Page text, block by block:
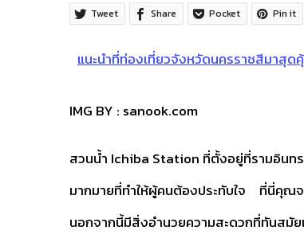
Tweet Share Pocket Pin it
แนะนำที่ท่องเที่ยวจังหวัดนครราชสีมาสุด
IMG BY : sanook.com
สวนน้ำ Ichiba Station ที่ตั้งอยู่ที่รามอินท
มากมายที่ทำให้ผู้คนต้องประทับใจ ที่นี่คุณ
นอกจากนี้มีสิ่งอำนวยความสะดวกที่ทันสมัย